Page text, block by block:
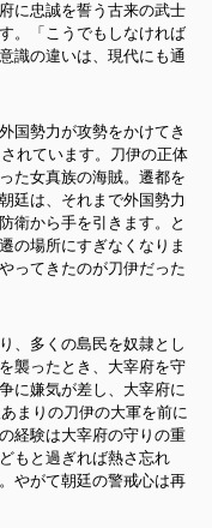
に忠誠を誓う古来の武士
。「こうでもしなければ
識の違いは、現代にも通
国勢力が攻勢をかけてき
れています。刀伊の正体
た女真族の海賊。遷都を
廷は、それまで外国勢力
衛から手を引きます。と
の場所にすぎなくなりま
ってきたのが刀伊だった
、多くの島民を奴隷とし
襲ったとき、大宰府を守
に嫌気が差し、大宰府に
まりの刀伊の大軍を前に
経験は大宰府の守りの重
もと過ぎれば熱さ忘れ
やがて朝廷の警戒心は再